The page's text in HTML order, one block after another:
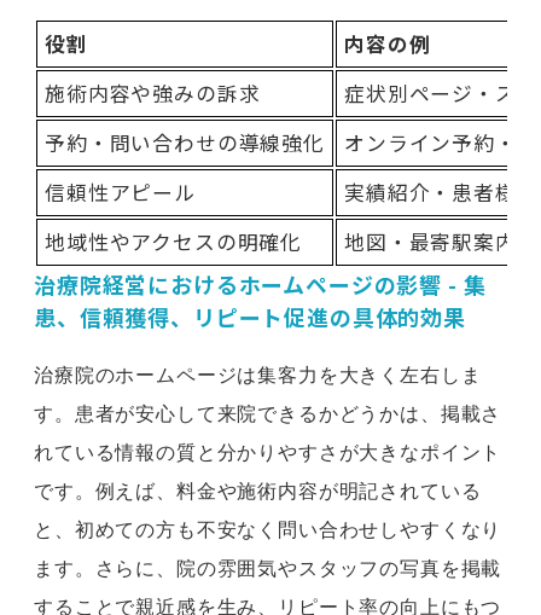
役割
内容の例
施術内容や強みの訴求
症状別ページ・ス
予約・問い合わせの導線強化
オンライン予約・
信頼性アピール
実績紹介・患者様
地域性やアクセスの明確化
地図・最寄駅案内
治療院経営におけるホームページの影響 - 集
患、信頼獲得、リピート促進の具体的効果
治療院のホームページは集客力を大きく左右しま
す。患者が安心して来院できるかどうかは、掲載さ
れている情報の質と分かりやすさが大きなポイント
です。例えば、料金や施術内容が明記されている
と、初めての方も不安なく問い合わせしやすくなり
ます。さらに、院の雰囲気やスタッフの写真を掲載
することで親近感を生み、リピート率の向上にもつ